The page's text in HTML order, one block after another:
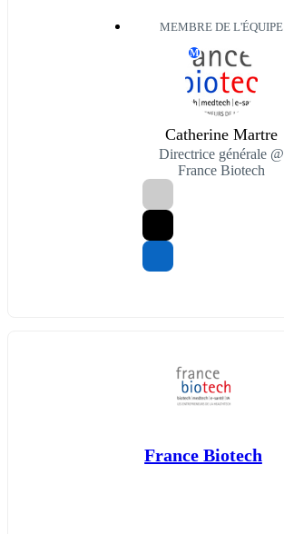
MEMBRE DE L'ÉQUIPE
M
Catherine Martre
Directrice générale @
France Biotech
France Biotech